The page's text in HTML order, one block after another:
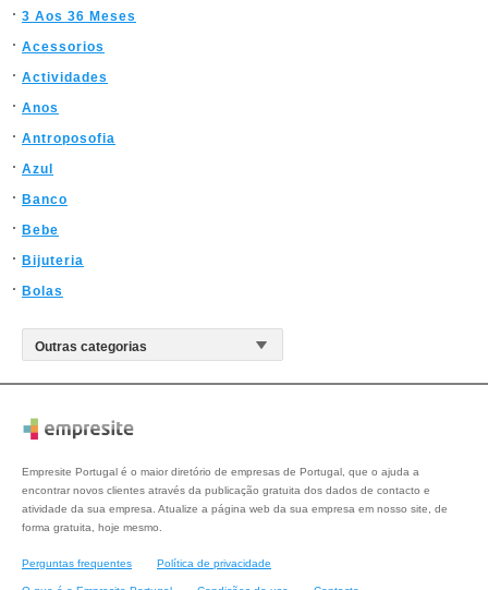
3 Aos 36 Meses
Acessorios
Actividades
Anos
Antroposofia
Azul
Banco
Bebe
Bijuteria
Bolas
Empresite Portugal é o maior diretório de empresas de Portugal, que o ajuda a
encontrar novos clientes através da publicação gratuita dos dados de contacto e
atividade da sua empresa. Atualize a página web da sua empresa em nosso site, de
forma gratuita, hoje mesmo.
Perguntas frequentes Política de privacidade